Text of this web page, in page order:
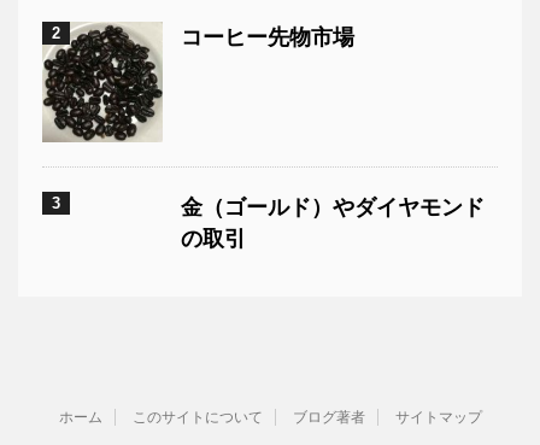
2 コーヒー先物市場
3
金（ゴールド）やダイヤモンド
の取引
ホーム このサイトについて ブログ著者 サイトマップ